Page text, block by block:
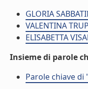
GLORIA
VALENTINA
ELISABETTA
Insieme di parole
Parole chiave